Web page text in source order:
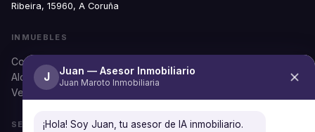
Ribeira, 15960, A Coruña
INMUEBLES
Comprar
Alquilar
Ver todos
SERVICIOS
J Juan — Asesor Inmobiliario
Juan Maroto Inmobiliaria
¡Hola! Soy Juan, tu asesor de IA inmobiliario.